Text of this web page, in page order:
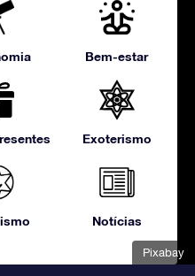
Pixabay
Bem-estar
Exoterismo
Notícias